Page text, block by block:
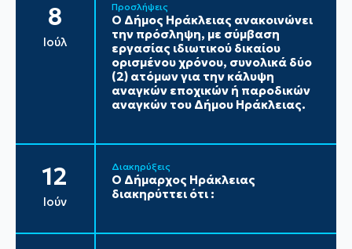
8
Ιούλ
Προσλήψεις
Ο Δήμος Ηράκλειας ανακοινώνει
την πρόσληψη, με σύμβαση
εργασίας ιδιωτικού δικαίου
ορισμένου χρόνου, συνολικά δύο
(2) ατόμων για την κάλυψη
αναγκών εποχικών ή παροδικών
αναγκών του Δήμου Ηράκλειας.
12
Ιούν
Διακηρύξεις
Ο Δήμαρχος Ηράκλειας
διακηρύττει ότι :